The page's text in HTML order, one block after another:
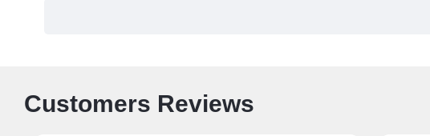
Customers Reviews